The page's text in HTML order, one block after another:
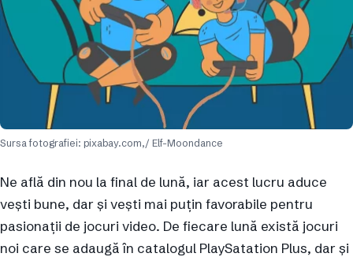
Sursa fotografiei: pixabay.com,/ Elf-Moondance
Ne află din nou la final de lună, iar acest lucru aduce
vești bune, dar și vești mai puțin favorabile pentru
pasionații de jocuri video. De fiecare lună există jocuri
noi care se adaugă în catalogul PlaySatation Plus, dar și